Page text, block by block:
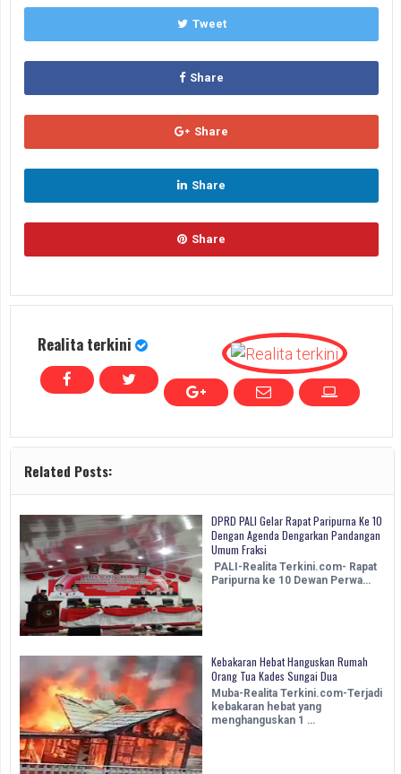
Tweet
Share
Share
Share
Share
Realita terkini
Related Posts:
DPRD PALI Gelar Rapat Paripurna Ke 10
Dengan Agenda Dengarkan Pandangan
Umum Fraksi
PALI-Realita Terkini.com- Rapat
Paripurna ke 10 Dewan Perwa…
Kebakaran Hebat Hanguskan Rumah
Orang Tua Kades Sungai Dua
Muba-Realita Terkini.com-Terjadi
kebakaran hebat yang
menghanguskan 1 …